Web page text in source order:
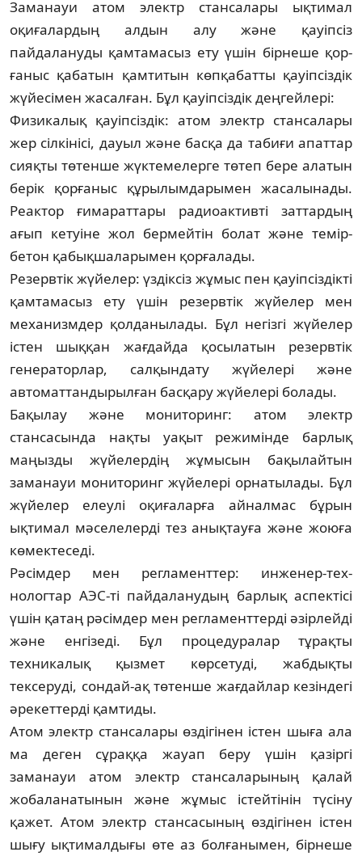
Заманауи атом электр стансалары ықти­мал
оқиғалардың алдын алу және қауіпсіз
пайдалануды қамтамасыз ету үшін бірнеше қор­
ғаныс қабатын қамтитын көпқабатты қауіпсіздік
жүйесімен жасалған. Бұл қауіп­сіздік деңгейлері:
Физикалық қауіпсіздік: атом электр стан­салары
жер сілкінісі, дауыл жә­не басқа да табиғи апаттар
сияқты төтенше жүк­темелерге төтеп бере алатын
берік қор­ға­ныс құрылымдарымен жасалынады.
Реак­тор ғимараттары радиоактивті заттардың
ағып кетуіне жол бермейтін болат және те­мір­
бетон қабықшаларымен қорғалады.
Резервтік жүйелер: үздіксіз жұмыс пен қауіп­сіздікті
қамтамасыз ету үшін резервтік жүйе­лер мен
механизмдер қолданылады. Бұл негізгі жүйелер
істен шыққан жағдайда қо­сылатын резервтік
генераторлар, салқын­дату жүйелері және
автоматтандырылған бас­қару жүйелері болады.
Бақылау және мониторинг: атом электр
стансасында нақты уақыт режимінде барлық
маңызды жүйелердің жұмысын бақылайтын
заманауи мониторинг жүйелері орнатылады. Бұл
жүйелер елеулі оқиғаларға айналмас бұ­рын
ықтимал мәселелерді тез анықтауға және жоюға
көмектеседі.
Рәсімдер мен регламенттер: инженер-тех­
нологтар АЭС-ті пайдаланудың барлық ас­­пектісі
үшін қатаң рәсімдер мен регла­менттерді әзірлейді
және енгізеді. Бұл проце­дуралар тұрақты
техникалық қызмет көр­се­туді, жабдықты
тексеруді, сондай-ақ төтенше жағдайлар кезіндегі
әрекеттерді қамтиды.
Атом электр стансалары өздігінен істен шы­ға ала
ма деген сұраққа жауап беру үшін қа­­зіргі
заманауи атом электр стансаларының қа­­лай
жобаланатынын және жұмыс істей­тінін тү­сіну
қажет. Атом электр стансасының өз­ді­гінен істен
шығу ықтималдығы өте аз бол­ға­ны­мен, бірнеше